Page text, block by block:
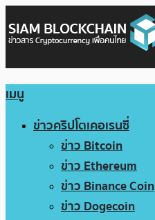
เมนู
ข่าวคริปโตเคอเรนซี่
ข่าว Bitcoin
ข่าว Ethereum
ข่าว Binance Coin
ข่าว Dogecoin